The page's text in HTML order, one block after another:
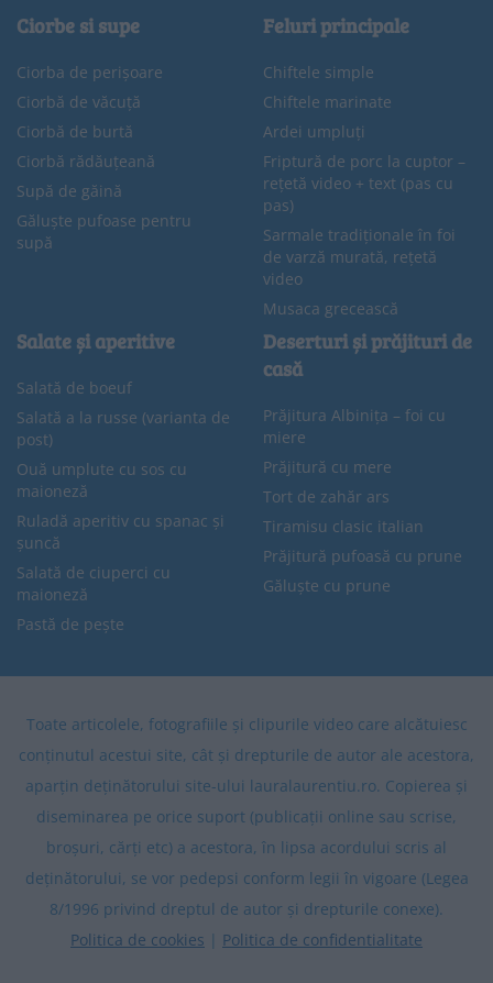
Ciorbe si supe
Ciorba de perișoare
Ciorbă de văcuță
Ciorbă de burtă
Ciorbă rădăuțeană
Supă de găină
Găluște pufoase pentru
supă
Feluri principale
Chiftele simple
Chiftele marinate
Ardei umpluți
Friptură de porc la cuptor –
rețetă video + text (pas cu
pas)
Sarmale tradiționale în foi
de varză murată, rețetă
video
Musaca grecească
Salate și aperitive
Salată de boeuf
Salată a la russe (varianta de
post)
Ouă umplute cu sos cu
maioneză
Ruladă aperitiv cu spanac și
șuncă
Salată de ciuperci cu
maioneză
Pastă de pește
Deserturi și prăjituri de
casă
Prăjitura Albinița – foi cu
miere
Prăjitură cu mere
Tort de zahăr ars
Tiramisu clasic italian
Prăjitură pufoasă cu prune
Găluște cu prune
Toate articolele, fotografiile și clipurile video care alcătuiesc
conținutul acestui site, cât și drepturile de autor ale acestora,
aparțin deținătorului site-ului lauralaurentiu.ro. Copierea și
diseminarea pe orice suport (publicații online sau scrise,
broșuri, cărți etc) a acestora, în lipsa acordului scris al
deținătorului, se vor pedepsi conform legii în vigoare (Legea
8/1996 privind dreptul de autor și drepturile conexe).
Politica de cookies | Politica de confidentialitate